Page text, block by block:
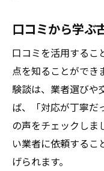
口コミから学ぶ
口コミを活用するこ
点を知ることができ
験談は、業者選びや
ば、「対応が丁寧だ
の声をチェックしま
い業者に依頼するこ
げられます。